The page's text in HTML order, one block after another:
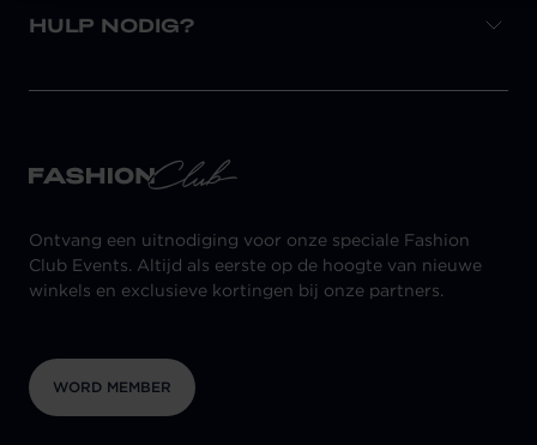
HULP NODIG?
Ontvang een uitnodiging voor onze speciale Fashion
Club Events. Altijd als eerste op de hoogte van nieuwe
winkels en exclusieve kortingen bij onze partners.
WORD MEMBER